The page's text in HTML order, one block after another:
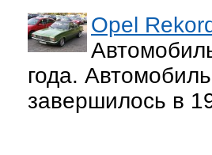
Opel
года.
завершилось в